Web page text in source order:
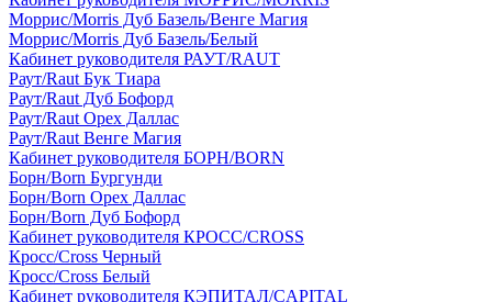
Моррис/Morris Дуб Базель/Венге Магия
Моррис/Morris Дуб Базель/Белый
Кабинет руководителя РАУТ/RAUT
Раут/Raut Бук Тиара
Раут/Raut Дуб Бофорд
Раут/Raut Орех Даллас
Раут/Raut Венге Магия
Кабинет руководителя БОРН/BORN
Борн/Born Бургунди
Борн/Born Орех Даллас
Борн/Born Дуб Бофорд
Кабинет руководителя КРОСС/CROSS
Кросс/Cross Черный
Кросс/Cross Белый
Кабинет руководителя КЭПИТАЛ/CAPITAL